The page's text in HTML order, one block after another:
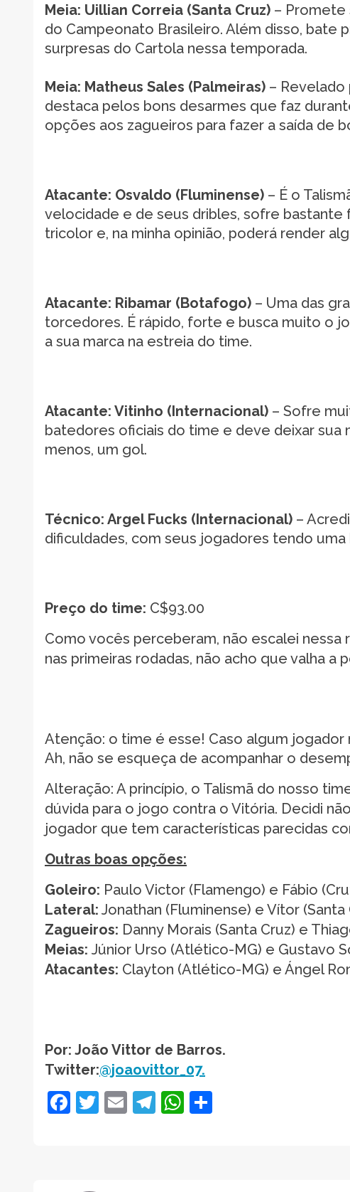
Meia: Uillian Correia (Santa Cruz) – Promete
do Campeonato Brasileiro. Além disso, bate
surpresas do Cartola nessa temporada.
Meia: Matheus Sales (Palmeiras) –
destaca pelos bons desarmes que faz
opções aos zagueiros para fazer a saída de
Atacante: Osvaldo (Fluminense) – É o
velocidade e de seus dribles, sofre bastante
tricolor e, na minha opinião, poderá render
Atacante: Ribamar (Botafogo) – Uma das
torcedores. É rápido, forte e busca muito o
a sua marca na estreia do time.
Atacante: Vitinho (Internacional) – Sofre
batedores oficiais do time e deve deixar
menos, um gol.
Técnico: Argel Fucks (Internacional) –
dificuldades, com seus jogadores tendo
Preço do time: C$93.00
Como vocês perceberam, não escalei
nas primeiras rodadas, não acho que valha a
Atenção: o time é esse! Caso algum
Ah, não se esqueça de acompanhar o
Alteração: A princípio, o Talismã do nosso
dúvida para o jogo contra o Vitória. Decidi
jogador que tem características parecidas
Outras boas opções:
Goleiro: Paulo Victor (Flamengo) e Fábio
Lateral: Jonathan (Fluminense) e Vítor (Santa
Zagueiros: Danny Morais (Santa Cruz) e
Meias: Júnior Urso (Atlético-MG) e Gustavo
Atacantes: Clayton (Atlético-MG) e Ángel
Por: João Vittor de Barros.
Twitter:@joaovittor_07.
Facebook
Twitter
EmailTelegram
WhatsApp